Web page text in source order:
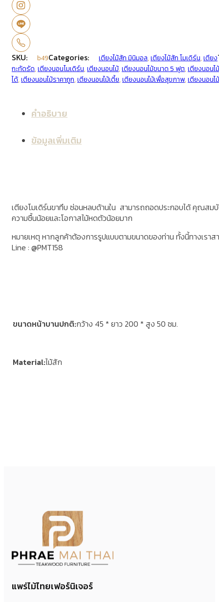
SKU: b49Categories: เตียงไม้สัก มินิมอล,เตียงไม้สัก โมเดิร์น,เตียง
กะทัดรัด,เตียงนอนโมเดิร์น,เตียงนอนไม้,เตียงนอนไม้ขนาด 5 ฟุต,เตียงนอน
ได้,เตียงนอนไม้ราคาถูก,เตียงนอนไม้เตี้ย,เตียงนอนไม้เพื่อสุขภาพ,เตียงนอน
คำอธิบาย
ข้อมูลเพิ่มเติม
เตียงโมเดิร์นขาทึบ ซ่อนหลบด้านใน สามารถถอดประกอบได้ คุณสม
ความชื้นน้อยและโอกาสไม้หดตัวน้อยมาก
หมายเหตุ หากลูกค้าต้องการรูปแบบตามขนาดของท่าน ทั้งนี้ทางเรา
Line : @PMT158
ขนาดหน้าบานปกติ กว้าง 45 * ยาว 200 * สูง 50 ซม.
Materialไม้สัก
แพร่ไม้ไทยเฟอร์นิเจอร์